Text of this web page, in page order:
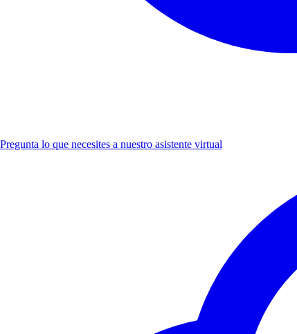
Pregunta lo que necesites a nuestro asistente virtual